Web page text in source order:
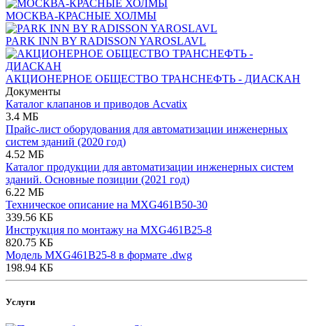
МОСКВА-КРАСНЫЕ ХОЛМЫ
PARK INN BY RADISSON YAROSLAVL
АКЦИОНЕРНОЕ ОБЩЕСТВО ТРАНСНЕФТЬ - ДИАСКАН
Документы
Каталог клапанов и приводов Acvatix
3.4 МБ
Прайс-лист оборудования для автоматизации инженерных
систем зданий (2020 год)
4.52 МБ
Каталог продукции для автоматизации инженерных систем
зданий. Основные позиции (2021 год)
6.22 МБ
Техническое описание на MXG461B50-30
339.56 КБ
Инструкция по монтажу на MXG461B25-8
820.75 КБ
Модель MXG461B25-8 в формате .dwg
198.94 КБ
Услуги